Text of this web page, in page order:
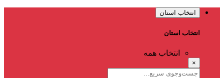
انتخاب استان
انتخاب استان
انتخاب همه
×